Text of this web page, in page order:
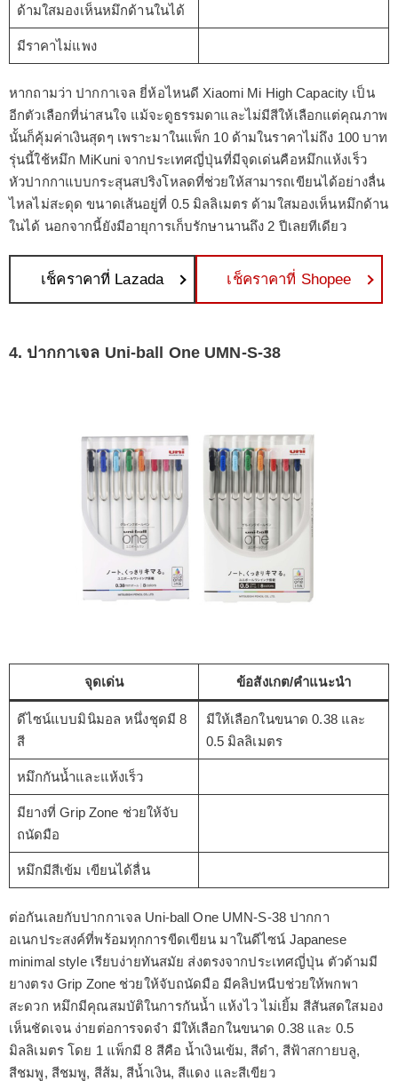
ด้ามใสมองเห็นหมึกด้านในได้
มีราคาไม่แพง
หากถามว่า ปากกาเจล ยี่ห้อไหนดี Xiaomi Mi High Capacity เป็น
อีกตัวเลือกที่น่าสนใจ แม้จะดูธรรมดาและไม่มีสีให้เลือกแต่คุณภาพ
นั้นก็คุ้มค่าเงินสุดๆ เพราะมาในแพ็ก 10 ด้ามในราคาไม่ถึง 100 บาท
รุ่นนี้ใช้หมึก MiKuni จากประเทศญี่ปุ่นที่มีจุดเด่นคือหมึกแห้งเร็ว
หัวปากกาแบบกระสุนสปริงโหลดที่ช่วยให้สามารถเขียนได้อย่างลื่น
ไหลไม่สะดุด ขนาดเส้นอยู่ที่ 0.5 มิลลิเมตร ด้ามใสมองเห็นหมึกด้าน
ในได้ นอกจากนี้ยังมีอายุการเก็บรักษานานถึง 2 ปีเลยทีเดียว
เช็คราคาที่ Lazada เช็คราคาที่ Shopee
4. ปากกาเจล Uni-ball One UMN-S-38
จุดเด่น ข้อสังเกต/คำแนะนำ
ดีไซน์แบบมินิมอล หนึ่งชุดมี 8
สี
มีให้เลือกในขนาด 0.38 และ
0.5 มิลลิเมตร
หมึกกันน้ำและแห้งเร็ว
มียางที่ Grip Zone ช่วยให้จับ
ถนัดมือ
หมึกมีสีเข้ม เขียนได้ลื่น
ต่อกันเลยกับปากกาเจล Uni-ball One UMN-S-38 ปากกา
อเนกประสงค์ที่พร้อมทุกการขีดเขียน มาในดีไซน์ Japanese
minimal style เรียบง่ายทันสมัย ส่งตรงจากประเทศญี่ปุ่น ตัวด้ามมี
ยางตรง Grip Zone ช่วยให้จับถนัดมือ มีคลิปหนีบช่วยให้พกพา
สะดวก หมึกมีคุณสมบัติในการกันน้ำ แห้งไว ไม่เยิ้ม สีสันสดใสมอง
เห็นชัดเจน ง่ายต่อการจดจำ มีให้เลือกในขนาด 0.38 และ 0.5
มิลลิเมตร โดย 1 แพ็กมี 8 สีคือ น้ำเงินเข้ม, สีดำ, สีฟ้าสกายบลู,
สีชมพู, สีชมพู, สีส้ม, สีน้ำเงิน, สีแดง และสีเขียว